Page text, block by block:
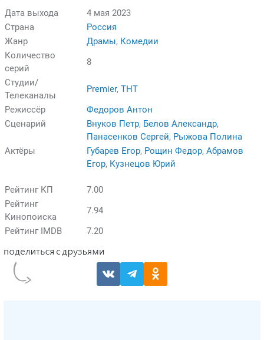
Дата выхода
4 мая 2023
Страна
Россия
Жанр
Драмы, Комедии
Количество
серий
8
Студии/
Телеканалы
Premier, ТНТ
Режиссёр
Федоров Антон
Сценарий
Внуков Петр, Белов Александр,
Панасенков Сергей, Рыжова Полина
Актёры
Губарев Егор, Рощин Федор, Абрамов
Егор, Кузнецов Юрий
Рейтинг КП
7.00
Рейтинг
Кинопоиска
7.94
Рейтинг IMDB
7.20